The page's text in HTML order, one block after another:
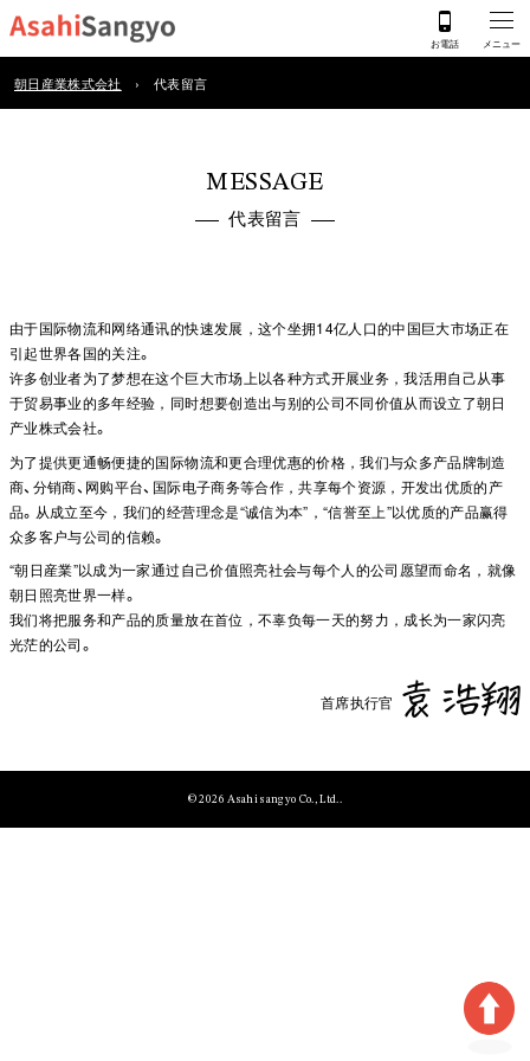
朝日産業株式会社 代表留言
MESSAGE
代表留言
由于国际物流和网络通讯的快速发展，这个坐拥14亿人口的中国巨大市场正在
引起世界各国的关注。
许多创业者为了梦想在这个巨大市场上以各种方式开展业务，我活用自己从事
于贸易事业的多年经验，同时想要创造出与别的公司不同价值从而设立了朝日
产业株式会社。
为了提供更通畅便捷的国际物流和更合理优惠的价格，我们与众多产品牌制造
商、分销商、网购平台、国际电子商务等合作，共享每个资源，开发出优质的产
品。从成立至今，我们的经营理念是“诚信为本”，“信誉至上”以优质的产品赢得
众多客户与公司的信赖。
“朝日産業”以成为一家通过自己价值照亮社会与每个人的公司愿望而命名，就像
朝日照亮世界一样。
我们将把服务和产品的质量放在首位，不辜负每一天的努力，成长为一家闪亮
光茫的公司。
首席执行官
© 2026 Asahi sangyo Co., Ltd. .